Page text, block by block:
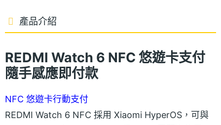
產品介紹
REDMI Watch 6 NFC 悠遊卡支付
隨手感應即付款
NFC 悠遊卡行動支付
REDMI Watch 6 NFC 採用 Xiaomi HyperOS，可與